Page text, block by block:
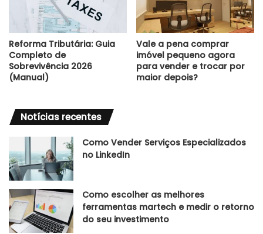
Reforma Tributária: Guia
Completo de
Sobrevivência 2026
(Manual)
Vale a pena comprar
imóvel pequeno agora
para vender e trocar por
maior depois?
Notícias recentes
Como Vender Serviços Especializados
no LinkedIn
Como escolher as melhores
ferramentas martech e medir o retorno
do seu investimento